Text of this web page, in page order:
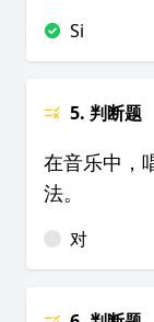
Si
5. 判断题
在音乐中，
法。
对